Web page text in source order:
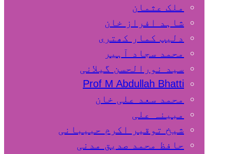
ملک عثمان
شاہد افراز خان
دلیپ کمار کھتری
محمد سجاد آہیر
سید نورالحسن گیلانی
Prof M Abdullah Bhatti
محمد سعد علی خان
مبینہ علی
شیخ توقیر اکرم حبیبانی
حافظ محمد صدیق مدنی